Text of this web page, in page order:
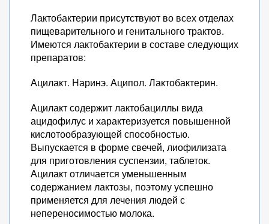
Лактобактерии присутствуют во всех отделах
пищеварительного и генитального трактов.
Имеются лактобактерии в составе следующих
препаратов:
Ацилакт. Наринэ. Аципол. Лактобактерин.
Ацилакт содержит лактобациллы вида
ацидофилус и характеризуется повышенной
кислотообразующей способностью.
Выпускается в форме свечей, лиофилизата
для приготовления суспензии, таблеток.
Ацилакт отличается уменьшенным
содержанием лактозы, поэтому успешно
применяется для лечения людей с
непереносимостью молока.